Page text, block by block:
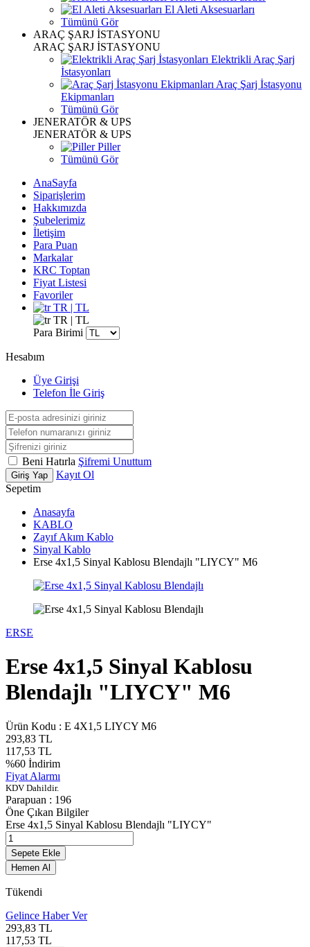
El Aleti Aksesuarları
Tümünü Gör
ARAÇ ŞARJ İSTASYONU
ARAÇ ŞARJ İSTASYONU
Elektrikli Araç Şarj
İstasyonları
Araç Şarj İstasyonu
Ekipmanları
Tümünü Gör
JENERATÖR & UPS
JENERATÖR & UPS
Piller
Tümünü Gör
AnaSayfa
Siparişlerim
Hakkımızda
Şubelerimiz
İletişim
Para Puan
Markalar
KRC Toptan
Fiyat Listesi
Favoriler
TR | TL
TR | TL
Para Birimi
Hesabım
Üye Girişi
Telefon İle Giriş
Beni Hatırla Şifremi Unuttum
Giriş Yap
Kayıt Ol
Sepetim
Anasayfa
KABLO
Zayıf Akım Kablo
Sinyal Kablo
Erse 4x1,5 Sinyal Kablosu Blendajlı "LIYCY" M6
ERSE
Erse 4x1,5 Sinyal Kablosu
Blendajlı "LIYCY" M6
Ürün Kodu : E 4X1,5 LIYCY M6
293,83 TL
117,53 TL
%60 İndirim
Fiyat Alarmı
KDV Dahildir.
Parapuan : 196
Öne Çıkan Bilgiler
Erse 4x1,5 Sinyal Kablosu Blendajlı "LIYCY"
Sepete Ekle
Hemen Al
Tükendi
Gelince Haber Ver
293,83 TL
117,53 TL